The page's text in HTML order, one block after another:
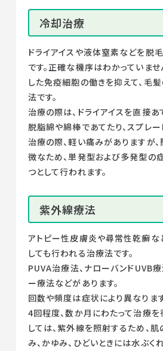
冷却治療
ドライアイスや液体窒素などを脱
です。正確な機序はわかっていま
した免疫細胞の働きを抑えて、毛
法です。
治療の際は、ドライアイスを直接あ
脱脂綿や綿棒であてたり、スプレー
治療の際、軽い痛みがありますが
微なため、単発型および多発型の
つとして行われます。
紫外線療法
アトピー性皮膚炎や尋常性乾癬な
しても行われる治療法です。
PUVA治療法、ナローバンドUVB
ー療法などがあります。
回数や頻度は症状により異なりま
4回程度、数か月にわたって治療を
しては、紫外線を照射するため、肌
み、かゆみ、ひどいときには水ぶ